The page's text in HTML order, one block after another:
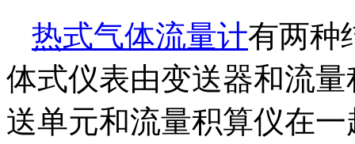
热式气体流量计有两种
体式仪表由变送器和流
送单元和流量积算仪在